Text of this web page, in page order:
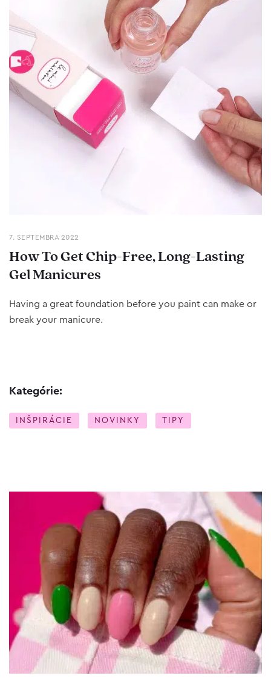
7. SEPTEMBRA 2022
How To Get Chip-Free, Long-Lasting
Gel Manicures
Having a great foundation before you paint can make or
break your manicure.
Kategórie:
INŠPIRÁCIE NOVINKY TIPY